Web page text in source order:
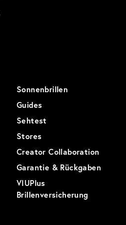
Sonnenbrillen
Guides
Sehtest
Stores
Creator Collaboration
Garantie & Rückgaben
VIUPlus
Brillenversicherung